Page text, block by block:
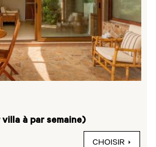
à par semaine)
CHOISIR